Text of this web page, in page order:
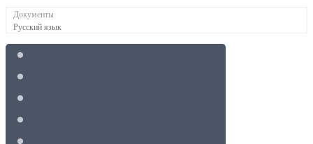
Документы
Русский язык